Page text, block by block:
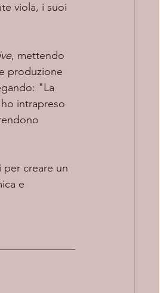
viola, i suoi
, mettendo
produzione
"La
intrapreso
e